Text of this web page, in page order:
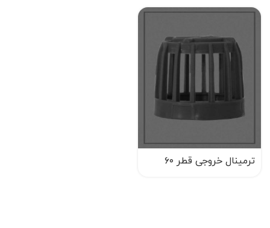
ترمینال خروجی قطر ۶۰